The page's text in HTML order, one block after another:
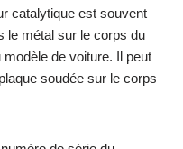
catalytique est souvent
le métal sur le corps du
de voiture. Il peut
soudée sur le corps